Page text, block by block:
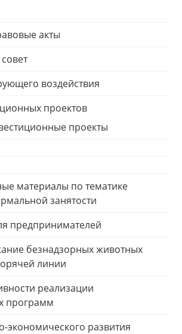
акты
воздействия
проектов
проекты
материалы по тематике
занятости
предпринимателей
безнадзорных животных
линии
реализации
программ
экономического развития